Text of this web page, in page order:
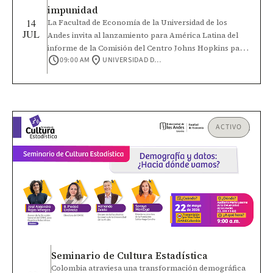
14
JUL
impunidad
La Facultad de Economía de la Universidad de los
Andes invita al lanzamiento para América Latina del
informe de la Comisión del Centro Johns Hopkins para
la Salud Humanitaria – Lancet sobre salud, conflicto y
dialogar sobre cómo fortalecer la protección de la
poblaciones afectadas por conflictos, violencia,
desplazamiento y otras crisis humanitarias. Conoce el
informe en el siguiente enlace: Salud en un mundo de
crisis e impunidad
schedule09:00 AM location_on UNIVERSIDAD DE LOS ANDES, CALLE 19A NO. 1 - 37 ESTE
ACTIVO
Seminario de Cultura Estadística
Colombia atraviesa una transformación demográfica